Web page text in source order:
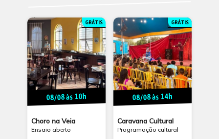
GRÁTIS
08/08 às 10h
Choro na Veia
Ensaio aberto
GRÁTIS
08/08 às 14h
Caravana Cultural
Programação cultural